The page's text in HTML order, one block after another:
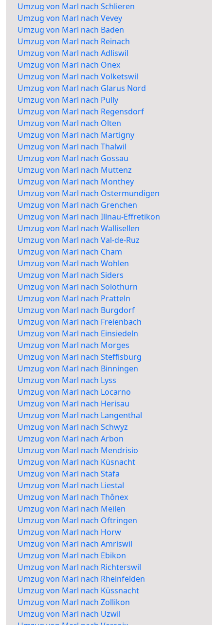
Umzug von Marl nach Schlieren
Umzug von Marl nach Vevey
Umzug von Marl nach Baden
Umzug von Marl nach Reinach
Umzug von Marl nach Adliswil
Umzug von Marl nach Onex
Umzug von Marl nach Volketswil
Umzug von Marl nach Glarus Nord
Umzug von Marl nach Pully
Umzug von Marl nach Regensdorf
Umzug von Marl nach Olten
Umzug von Marl nach Martigny
Umzug von Marl nach Thalwil
Umzug von Marl nach Gossau
Umzug von Marl nach Muttenz
Umzug von Marl nach Monthey
Umzug von Marl nach Ostermundigen
Umzug von Marl nach Grenchen
Umzug von Marl nach Illnau-Effretikon
Umzug von Marl nach Wallisellen
Umzug von Marl nach Val-de-Ruz
Umzug von Marl nach Cham
Umzug von Marl nach Wohlen
Umzug von Marl nach Siders
Umzug von Marl nach Solothurn
Umzug von Marl nach Pratteln
Umzug von Marl nach Burgdorf
Umzug von Marl nach Freienbach
Umzug von Marl nach Einsiedeln
Umzug von Marl nach Morges
Umzug von Marl nach Steffisburg
Umzug von Marl nach Binningen
Umzug von Marl nach Lyss
Umzug von Marl nach Locarno
Umzug von Marl nach Herisau
Umzug von Marl nach Langenthal
Umzug von Marl nach Schwyz
Umzug von Marl nach Arbon
Umzug von Marl nach Mendrisio
Umzug von Marl nach Küsnacht
Umzug von Marl nach Stäfa
Umzug von Marl nach Liestal
Umzug von Marl nach Thônex
Umzug von Marl nach Meilen
Umzug von Marl nach Oftringen
Umzug von Marl nach Horw
Umzug von Marl nach Amriswil
Umzug von Marl nach Ebikon
Umzug von Marl nach Richterswil
Umzug von Marl nach Rheinfelden
Umzug von Marl nach Küssnacht
Umzug von Marl nach Zollikon
Umzug von Marl nach Uzwil